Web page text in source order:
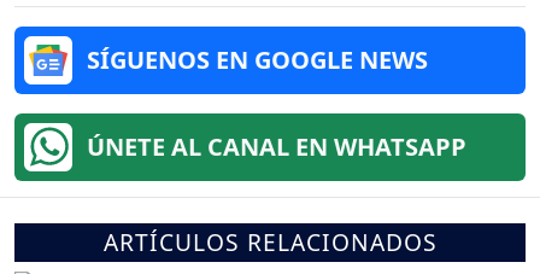
SÍGUENOS EN GOOGLE NEWS
ÚNETE AL CANAL EN WHATSAPP
ARTÍCULOS RELACIONADOS